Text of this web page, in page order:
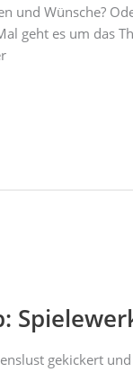
und Wünsche?
geht es um das
gekickert